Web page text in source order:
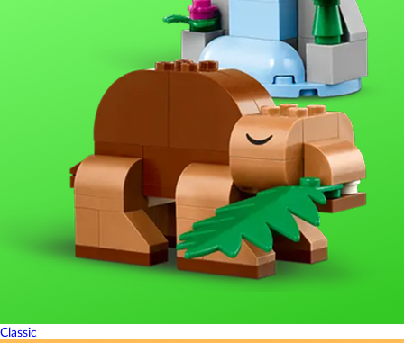
Classic